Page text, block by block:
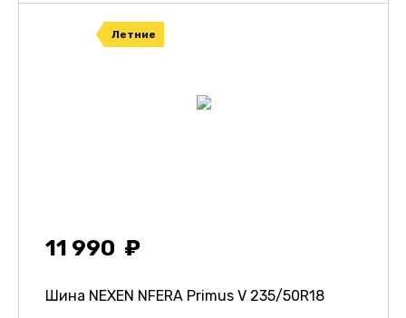
Летние
11 990
Шина NEXEN NFERA Primus V 235/50R18